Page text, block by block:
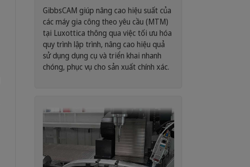
GibbsCAM giúp nâng cao hiệu suất của
các máy gia công theo yêu cầu (MTM)
tại Luxottica thông qua việc tối ưu hóa
quy trình lập trình, nâng cao hiệu quả
sử dụng dụng cụ và triển khai nhanh
chóng, phục vụ cho sản xuất chính xác.